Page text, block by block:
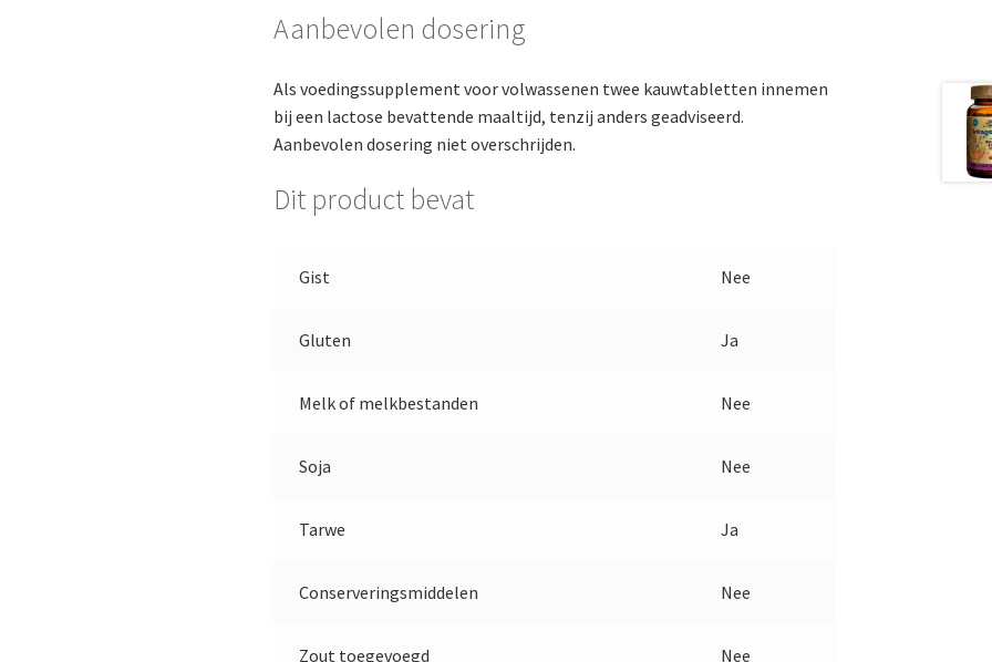
Aanbevolen dosering
Als voedingssupplement voor volwassenen twee kauwtabletten innemen
bij een lactose bevattende maaltijd, tenzij anders geadviseerd.
Aanbevolen dosering niet overschrijden.
Dit product bevat
Gist Nee
Gluten Ja
Melk of melkbestanden Nee
Soja Nee
Tarwe Ja
Conserveringsmiddelen Nee
Zout toegevoegd Nee